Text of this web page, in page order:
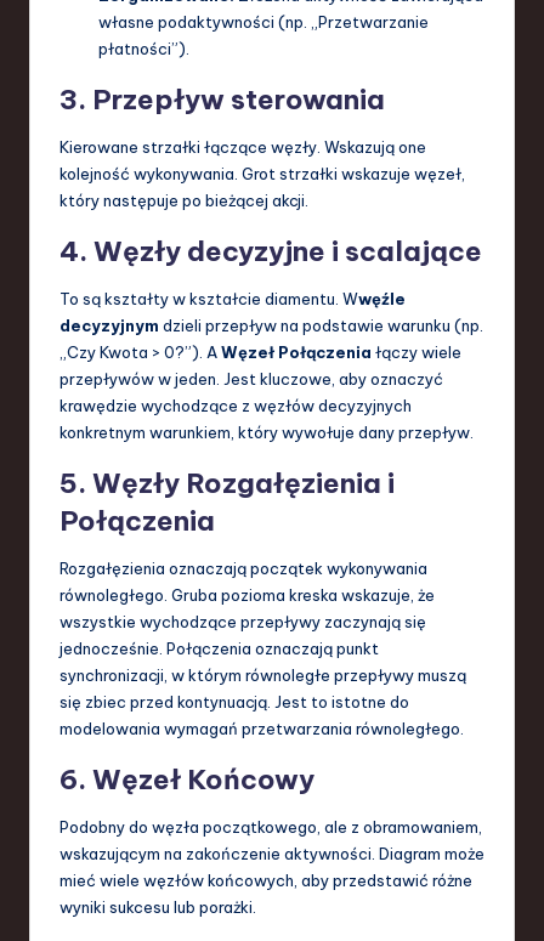
własne podaktywności (np. „Przetwarzanie
płatności”).
3. Przepływ sterowania
Kierowane strzałki łączące węzły. Wskazują one
kolejność wykonywania. Grot strzałki wskazuje węzeł,
który następuje po bieżącej akcji.
4. Węzły decyzyjne i scalające
To są kształty w kształcie diamentu. Wwęźle
decyzyjnym dzieli przepływ na podstawie warunku (np.
„Czy Kwota > 0?”). AWęzeł Połączenia łączy wiele
przepływów w jeden. Jest kluczowe, aby oznaczyć
krawędzie wychodzące z węzłów decyzyjnych
konkretnym warunkiem, który wywołuje dany przepływ.
5. Węzły Rozgałęzienia i
Połączenia
Rozgałęzienia oznaczają początek wykonywania
równoległego. Gruba pozioma kreska wskazuje, że
wszystkie wychodzące przepływy zaczynają się
jednocześnie. Połączenia oznaczają punkt
synchronizacji, w którym równoległe przepływy muszą
się zbiec przed kontynuacją. Jest to istotne do
modelowania wymagań przetwarzania równoległego.
6. Węzeł Końcowy
Podobny do węzła początkowego, ale z obramowaniem,
wskazującym na zakończenie aktywności. Diagram może
mieć wiele węzłów końcowych, aby przedstawić różne
wyniki sukcesu lub porażki.